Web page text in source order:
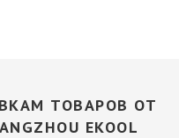
ТОВАРОВ ОТ
EKOOL